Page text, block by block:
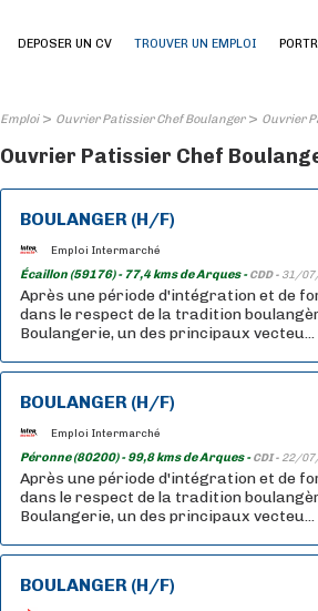
DEPOSER UN CV TROUVER UN EMPLOI
Emploi> Ouvrier Patissier Chef Boulanger> Ouvrier
Ouvrier Patissier Chef
BOULANGER (H/F)
Emploi Intermarché
Écaillon (59176) - 77,4 kms de Arques -CDD - 31/
Après une période d'intégration et de
dans le respect de la tradition
Boulangerie, un des principaux vecteu...
BOULANGER (H/F)
Emploi Intermarché
Péronne (80200) - 99,8 kms de Arques -CDI - 22/
Après une période d'intégration et de
dans le respect de la tradition
Boulangerie, un des principaux vecteu...
BOULANGER (H/F)